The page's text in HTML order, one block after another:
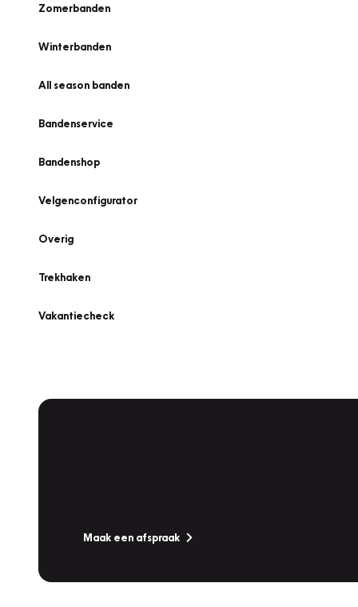
Zomerbanden
Winterbanden
All season banden
Bandenservice
Bandenshop
Velgenconfigurator
Overig
Trekhaken
Vakantiecheck
Maak een afspraak